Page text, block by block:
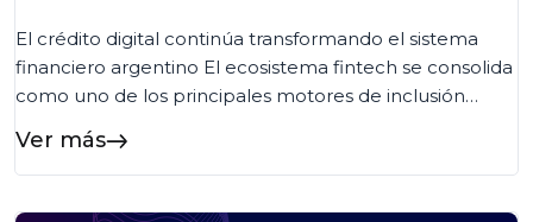
El crédito digital continúa transformando el sistema
financiero argentino El ecosistema fintech se consolida
como uno de los principales motores de inclusión
Informe de Crédito Fintech elaborado por el ITBA y la
Cámara Argentina Fintech, más de 8,1 millones de
personas ya acceden a crédito fintech en […]...
Ver más